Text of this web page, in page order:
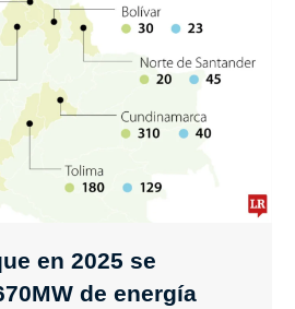
en 2025 se
de energía